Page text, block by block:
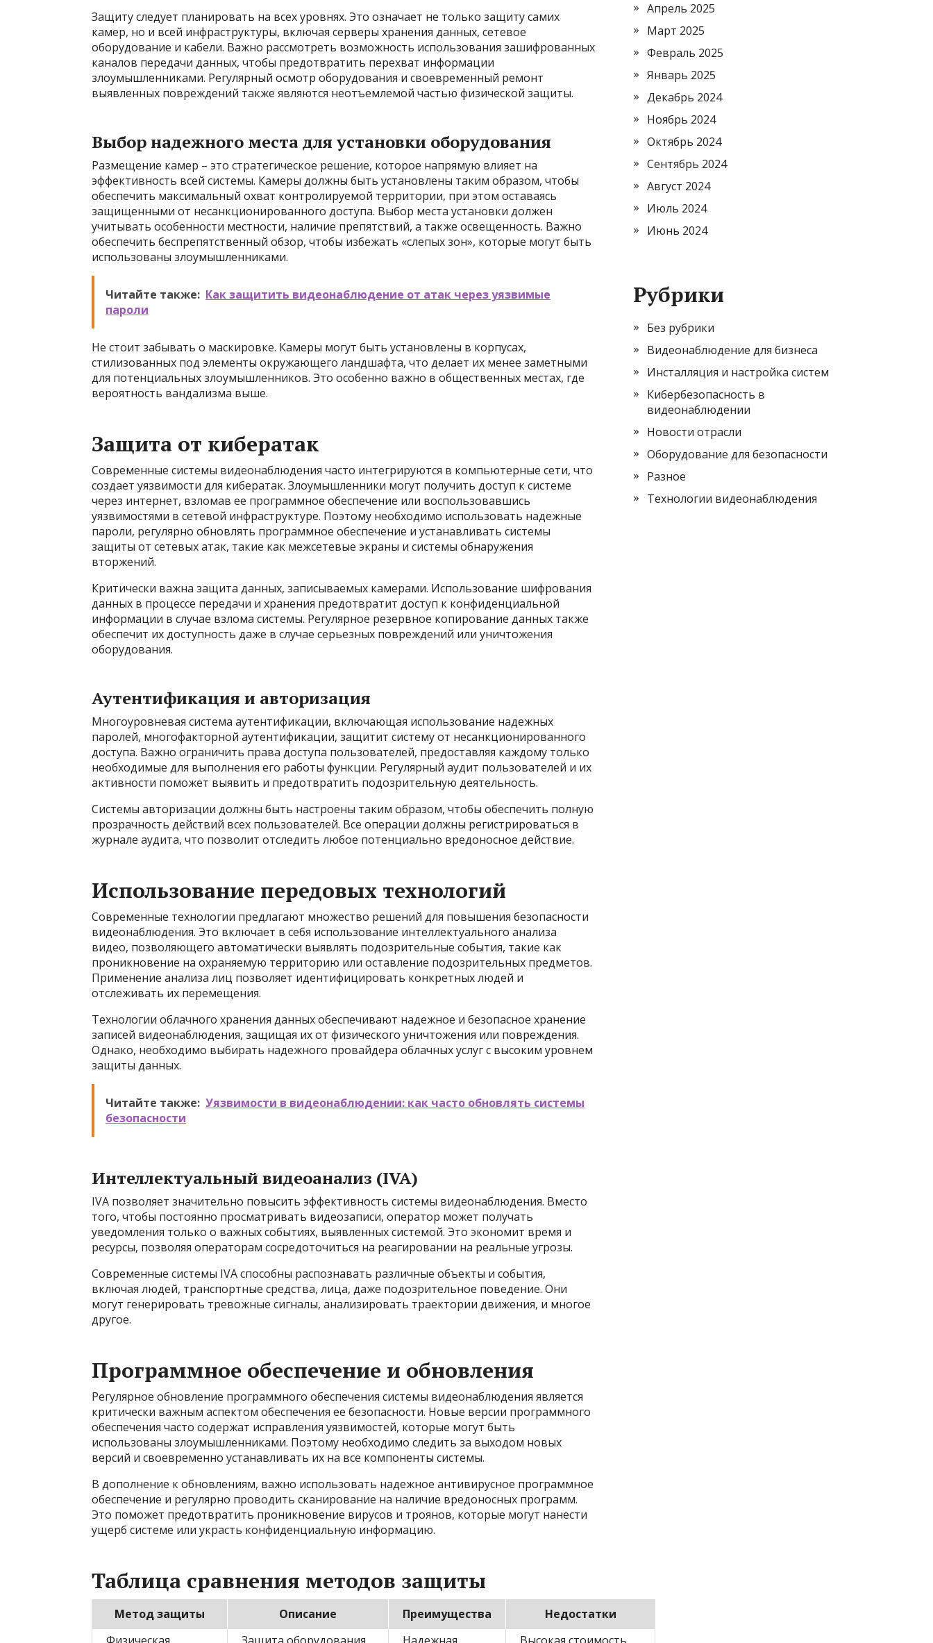
Защиту следует планировать на всех уровнях. Это означает не только защиту самих
камер, но и всей инфраструктуры, включая серверы хранения данных, сетевое
оборудование и кабели. Важно рассмотреть возможность использования зашифрованных
каналов передачи данных, чтобы предотвратить перехват информации
злоумышленниками. Регулярный осмотр оборудования и своевременный ремонт
выявленных повреждений также являются неотъемлемой частью физической защиты.
Выбор надежного места для установки оборудования
Размещение камер – это стратегическое решение, которое напрямую влияет на
эффективность всей системы. Камеры должны быть установлены таким образом, чтобы
обеспечить максимальный охват контролируемой территории, при этом оставаясь
защищенными от несанкционированного доступа. Выбор места установки должен
учитывать особенности местности, наличие препятствий, а также освещенность. Важно
обеспечить беспрепятственный обзор, чтобы избежать «слепых зон», которые могут быть
использованы злоумышленниками.
Читайте также: Как защитить видеонаблюдение от атак через уязвимые
пароли
Не стоит забывать о маскировке. Камеры могут быть установлены в корпусах,
стилизованных под элементы окружающего ландшафта, что делает их менее заметными
для потенциальных злоумышленников. Это особенно важно в общественных местах, где
вероятность вандализма выше.
Защита от кибератак
Современные системы видеонаблюдения часто интегрируются в компьютерные сети, что
создает уязвимости для кибератак. Злоумышленники могут получить доступ к системе
через интернет, взломав ее программное обеспечение или воспользовавшись
уязвимостями в сетевой инфраструктуре. Поэтому необходимо использовать надежные
пароли, регулярно обновлять программное обеспечение и устанавливать системы
защиты от сетевых атак, такие как межсетевые экраны и системы обнаружения
вторжений.
Критически важна защита данных, записываемых камерами. Использование шифрования
данных в процессе передачи и хранения предотвратит доступ к конфиденциальной
информации в случае взлома системы. Регулярное резервное копирование данных также
обеспечит их доступность даже в случае серьезных повреждений или уничтожения
оборудования.
Аутентификация и авторизация
Многоуровневая система аутентификации, включающая использование надежных
паролей, многофакторной аутентификации, защитит систему от несанкционированного
доступа. Важно ограничить права доступа пользователей, предоставляя каждому только
необходимые для выполнения его работы функции. Регулярный аудит пользователей и их
активности поможет выявить и предотвратить подозрительную деятельность.
Системы авторизации должны быть настроены таким образом, чтобы обеспечить полную
прозрачность действий всех пользователей. Все операции должны регистрироваться в
журнале аудита, что позволит отследить любое потенциально вредоносное действие.
Использование передовых технологий
Современные технологии предлагают множество решений для повышения безопасности
видеонаблюдения. Это включает в себя использование интеллектуального анализа
видео, позволяющего автоматически выявлять подозрительные события, такие как
проникновение на охраняемую территорию или оставление подозрительных предметов.
Применение анализа лиц позволяет идентифицировать конкретных людей и
отслеживать их перемещения.
Технологии облачного хранения данных обеспечивают надежное и безопасное хранение
записей видеонаблюдения, защищая их от физического уничтожения или повреждения.
Однако, необходимо выбирать надежного провайдера облачных услуг с высоким уровнем
защиты данных.
Читайте также: Уязвимости в видеонаблюдении: как часто обновлять системы
безопасности
Интеллектуальный видеоанализ (IVA)
IVA позволяет значительно повысить эффективность системы видеонаблюдения. Вместо
того, чтобы постоянно просматривать видеозаписи, оператор может получать
уведомления только о важных событиях, выявленных системой. Это экономит время и
ресурсы, позволяя операторам сосредоточиться на реагировании на реальные угрозы.
Современные системы IVA способны распознавать различные объекты и события,
включая людей, транспортные средства, лица, даже подозрительное поведение. Они
могут генерировать тревожные сигналы, анализировать траектории движения, и многое
другое.
Программное обеспечение и обновления
Регулярное обновление программного обеспечения системы видеонаблюдения является
критически важным аспектом обеспечения ее безопасности. Новые версии программного
обеспечения часто содержат исправления уязвимостей, которые могут быть
использованы злоумышленниками. Поэтому необходимо следить за выходом новых
версий и своевременно устанавливать их на все компоненты системы.
В дополнение к обновлениям, важно использовать надежное антивирусное программное
обеспечение и регулярно проводить сканирование на наличие вредоносных программ.
Это поможет предотвратить проникновение вирусов и троянов, которые могут нанести
ущерб системе или украсть конфиденциальную информацию.
Таблица сравнения методов защиты
Метод защиты Описание Преимущества
Недостатки
Апрель 2025
Март 2025
Февраль 2025
Январь 2025
Декабрь 2024
Ноябрь 2024
Октябрь 2024
Сентябрь 2024
Август 2024
Июль 2024
Июнь 2024
Рубрики
Без рубрики
Видеонаблюдение для бизнеса
Инсталляция и настройка систем
Кибербезопасность в
видеонаблюдении
Новости отрасли
Оборудование для безопасности
Разное
Технологии видеонаблюдения